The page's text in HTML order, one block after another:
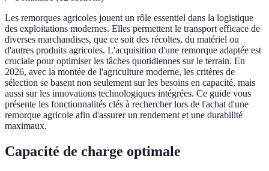
Les remorques agricoles jouent un rôle essentiel dans la logistique
des exploitations modernes. Elles permettent le transport efficace de
diverses marchandises, que ce soit des récoltes, du matériel ou
d'autres produits agricoles. L'acquisition d'une remorque adaptée est
cruciale pour optimiser les tâches quotidiennes sur le terrain. En
2026, avec la montée de l'agriculture moderne, les critères de
sélection se basent non seulement sur les besoins en capacité, mais
aussi sur les innovations technologiques intégrées. Ce guide vous
présente les fonctionnalités clés à rechercher lors de l'achat d'une
remorque agricole afin d'assurer un rendement et une durabilité
maximaux.
Capacité de charge optimale